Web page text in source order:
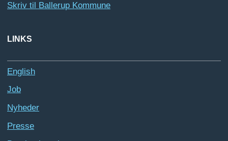
Skriv til Ballerup Kommune
LINKS
English
Job
Nyheder
Presse